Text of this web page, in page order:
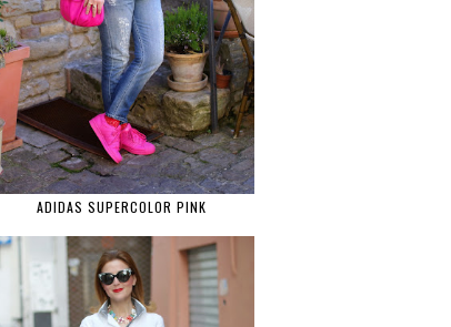
ADIDAS SUPERCOLOR PINK